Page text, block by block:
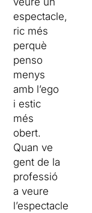
espectacle,
ric més
perquè
penso
menys
amb l’ego
i estic
més
obert.
Quan ve
gent de la
professió
a veure
l’espectacle